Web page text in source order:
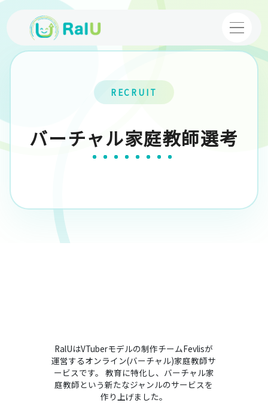
【映像授業】VTuber塾
コース・料金案内
RECRUIT
バーチャル家庭教師選考
RalUはVTuberモデルの制作チームFevlisが
運営するオンライン(バーチャル)家庭教師サ
ービスです。 教育に特化し、バーチャル家
庭教師という新たなジャンルのサービスを
作り上げました。